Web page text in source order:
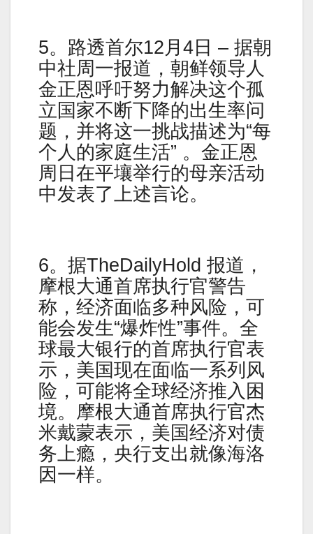
5。路透首尔12月4日 – 据朝
中社周一报道，朝鲜领导人
金正恩呼吁努力解决这个孤
立国家不断下降的出生率问
题，并将这一挑战描述为“每
个人的家庭生活” 。金正恩
周日在平壤举行的母亲活动
中发表了上述言论。
6。据TheDailyHold 报道，
摩根大通首席执行官警告
称，经济面临多种风险，可
能会发生“爆炸性”事件。全
球最大银行的首席执行官表
示，美国现在面临一系列风
险，可能将全球经济推入困
境。摩根大通首席执行官杰
米戴蒙表示，美国经济对债
务上瘾，央行支出就像海洛
因一样。